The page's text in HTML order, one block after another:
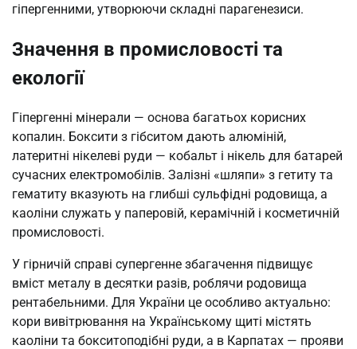
гіпергенними, утворюючи складні парагенезиси.
Значення в промисловості та
екології
Гіпергенні мінерали — основа багатьох корисних
копалин. Боксити з гібситом дають алюміній,
латеритні нікелеві руди — кобальт і нікель для батарей
сучасних електромобілів. Залізні «шляпи» з гетиту та
гематиту вказують на глибші сульфідні родовища, а
каоліни служать у паперовій, керамічній і косметичній
промисловості.
У гірничій справі супергенне збагачення підвищує
вміст металу в десятки разів, роблячи родовища
рентабельними. Для України це особливо актуально:
кори вивітрювання на Українському щиті містять
каоліни та бокситоподібні руди, а в Карпатах — прояви